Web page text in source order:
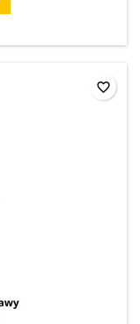
favorite_border